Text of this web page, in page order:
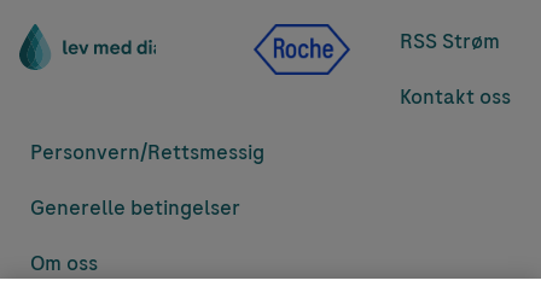
RSS Strøm
Kontakt oss
Personvern/Rettsmessig
Generelle betingelser
Om oss